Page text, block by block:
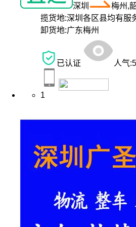
深圳
梅州,
揽货地:深圳各区县均有服
卸货地:广东梅州
已认证 人气:
1